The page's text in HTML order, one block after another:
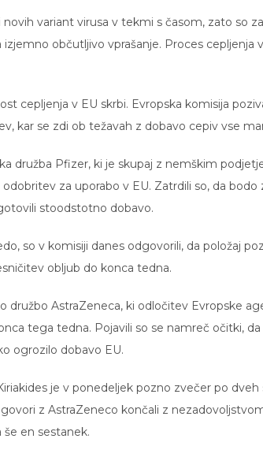
novih variant virusa v tekmi s časom, zato so
občutljivo vprašanje. Proces cepljenja
cepljenja v EU skrbi. Evropska komisija
kar se zdi ob težavah z dobavo cepiv vse
družba Pfizer, ki je skupaj z nemškim
za uporabo v EU. Zatrdili so, da
stoodstotno dobavo.
so v komisiji danes odgovorili, da položaj
obljub do konca tedna.
družbo AstraZeneca, ki odločitev Evropske
tega tedna. Pojavili so se namreč očitki,
ogrozilo dobavo EU.
je v ponedeljek pozno zvečer po dveh
z AstraZeneco končali z
še en sestanek.